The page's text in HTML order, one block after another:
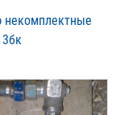
некомплектные